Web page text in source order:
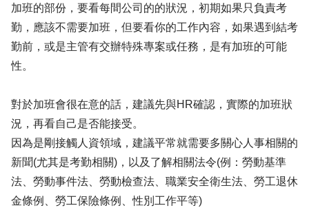
加班的部份，要看每間公司的的狀況，初期如果只負責考
勤，應該不需要加班，但要看你的工作內容，如果遇到結考
勤前，或是主管有交辦特殊專案或任務，是有加班的可能
性。
對於加班會很在意的話，建議先與HR確認，實際的加班狀
況，再看自己是否能接受。
因為是剛接觸人資領域，建議平常就需要多關心人事相關的
新聞(尤其是考勤相關)，以及了解相關法令(例：勞動基準
法、勞動事件法、勞動檢查法、職業安全衛生法、勞工退休
金條例、勞工保險條例、性別工作平等)